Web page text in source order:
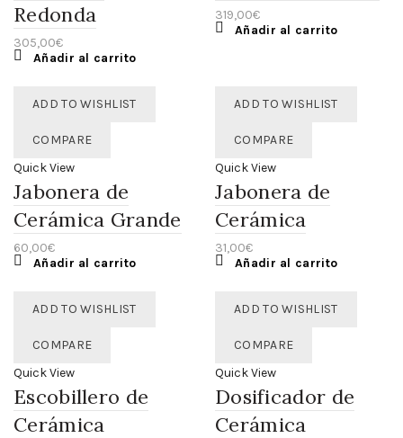
Redonda
305,00€
Añadir al carrito
319,00€
Añadir al carrito
ADD TO WISHLIST
COMPARE
Quick View
Jabonera de
Cerámica Grande
60,00€
Añadir al carrito
ADD TO WISHLIST
COMPARE
Quick View
Jabonera de
Cerámica
31,00€
Añadir al carrito
ADD TO WISHLIST
COMPARE
Quick View
Escobillero de
Cerámica
ADD TO WISHLIST
COMPARE
Quick View
Dosificador de
Cerámica